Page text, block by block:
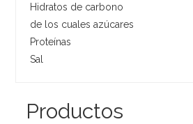
Hidratos de carbono
de los cuales azúcares
Proteínas
Sal
Productos